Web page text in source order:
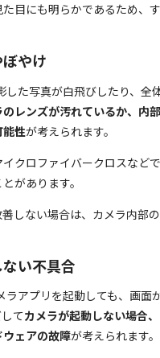
目にも明らかであるため、
やけ
た写真が白飛びしたり、全
のレンズが汚れているか、内
性が考えられます。
クロファイバークロスなど
があります。
しない場合は、カメラ内部
い不具合
アプリを起動しても、画面
てカメラが起動しない場合
ェアの故障が考えられます。